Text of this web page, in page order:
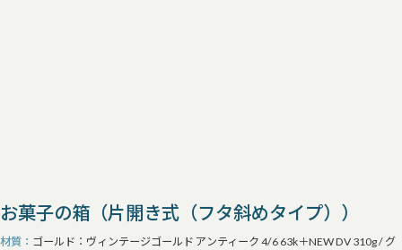
お菓子の箱（片開き式（フタ斜めタイプ））
材質
ゴールド：ヴィンテージゴールド アンティーク 4/6 63k＋NEW DV 310g / グ